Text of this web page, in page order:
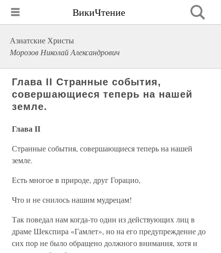
ВикиЧтение
Азиатские Христы
Морозов Николай Александрович
Глава II Странные события,
совершающиеся теперь на нашей
земле.
Глава II
Странные события, совершающиеся теперь на нашей
земле.
Есть многое в природе, друг Горацио,
Что и не снилось нашим мудрецам!
Так поведал нам когда-то один из действующих лиц в
драме Шекспира «Гамлет», но на его предупреждение до
сих пор не было обращено должного внимания, хотя и